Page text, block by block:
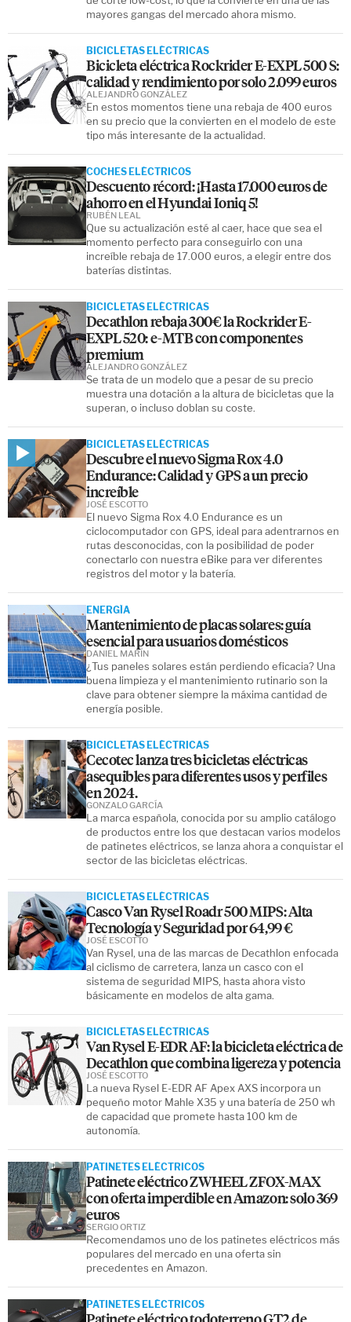
mayores gangas del mercado ahora mismo.
BICICLETAS ELÉCTRICAS
Bicicleta eléctrica Rockrider E-EXPL 500 S:
calidad y rendimiento por solo 2.099 euros
En estos momentos tiene una rebaja de 400 euros
en su precio que la convierten en el modelo de este
tipo más interesante de la actualidad.
ALEJANDRO GONZÁLEZ
COCHES ELÉCTRICOS
Descuento récord: ¡Hasta 17.000 euros de
ahorro en el Hyundai Ioniq 5!
Que su actualización esté al caer, hace que sea el
momento perfecto para conseguirlo con una
increíble rebaja de 17.000 euros, a elegir entre dos
baterías distintas.
RUBÉN LEAL
BICICLETAS ELÉCTRICAS
Decathlon rebaja 300€ la Rockrider E-
EXPL 520: e-MTB con componentes
premium
Se trata de un modelo que a pesar de su precio
muestra una dotación a la altura de bicicletas que la
superan, o incluso doblan su coste.
ALEJANDRO GONZÁLEZ
BICICLETAS ELÉCTRICAS
Descubre el nuevo Sigma Rox 4.0
Endurance: Calidad y GPS a un precio
increíble
El nuevo Sigma Rox 4.0 Endurance es un
ciclocomputador con GPS, ideal para adentrarnos en
rutas desconocidas, con la posibilidad de poder
conectarlo con nuestra eBike para ver diferentes
registros del motor y la batería.
JOSÉ ESCOTTO
ENERGÍA
Mantenimiento de placas solares: guía
esencial para usuarios domésticos
¿Tus paneles solares están perdiendo eficacia? Una
buena limpieza y el mantenimiento rutinario son la
clave para obtener siempre la máxima cantidad de
energía posible.
DANIEL MARÍN
BICICLETAS ELÉCTRICAS
Cecotec lanza tres bicicletas eléctricas
asequibles para diferentes usos y perfiles
en 2024.
La marca española, conocida por su amplio catálogo
de productos entre los que destacan varios modelos
de patinetes eléctricos, se lanza ahora a conquistar el
sector de las bicicletas eléctricas.
GONZALO GARCÍA
BICICLETAS ELÉCTRICAS
Casco Van Rysel Roadr 500 MIPS: Alta
Tecnología y Seguridad por 64,99 €
Van Rysel, una de las marcas de Decathlon enfocada
al ciclismo de carretera, lanza un casco con el
sistema de seguridad MIPS, hasta ahora visto
básicamente en modelos de alta gama.
JOSÉ ESCOTTO
BICICLETAS ELÉCTRICAS
Van Rysel E-EDR AF: la bicicleta eléctrica de
Decathlon que combina ligereza y potencia
La nueva Rysel E-EDR AF Apex AXS incorpora un
pequeño motor Mahle X35 y una batería de 250 wh
de capacidad que promete hasta 100 km de
autonomía.
JOSÉ ESCOTTO
PATINETES ELÉCTRICOS
Patinete eléctrico ZWHEEL ZFOX-MAX
con oferta imperdible en Amazon: solo 369
euros
Recomendamos uno de los patinetes eléctricos más
populares del mercado en una oferta sin
precedentes en Amazon.
SERGIO ORTIZ
PATINETES ELÉCTRICOS